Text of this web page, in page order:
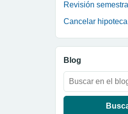
Revisión semestral
Cancelar hipoteca
Blog
Buscar: